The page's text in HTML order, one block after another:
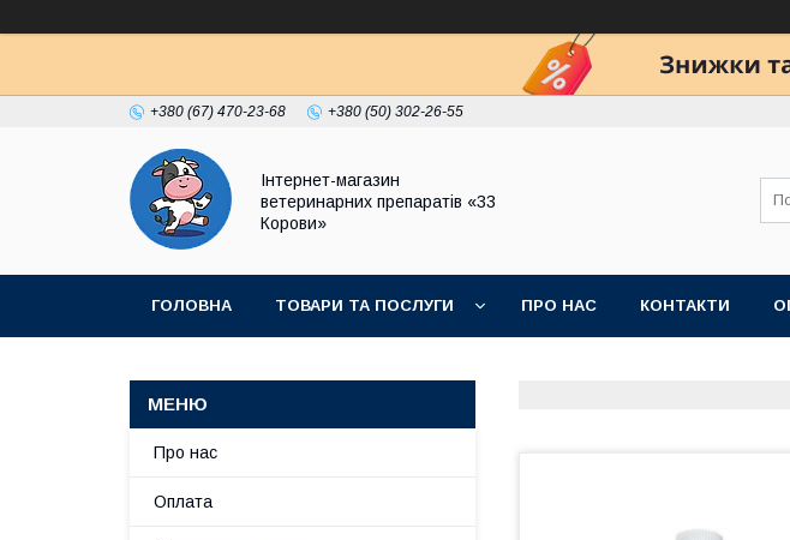
+380 (67) 470-23-68 +380 (50) 302-26-55
Інтернет-магазин
ветеринарних препаратів «33
Корови»
ГОЛОВНА ТОВАРИ ТА ПОСЛУГИ ПРО НАС КОНТАКТИ
Про нас
Оплата